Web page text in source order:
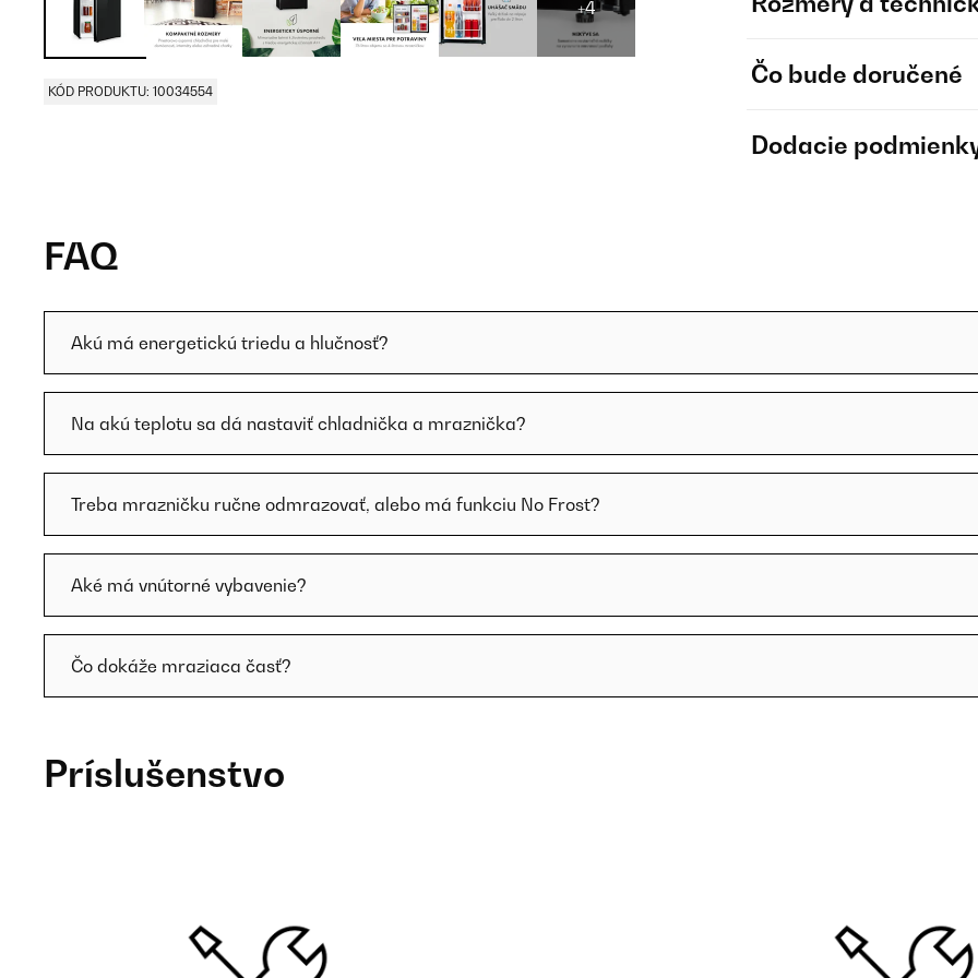
+4
KÓD PRODUKTU: 10034554
Čo bude doručené
Dodacie
FAQ
Akú má energetickú triedu a hlučnosť?
Na akú teplotu sa dá nastaviť chladnička a mraznička?
Treba mrazničku ručne odmrazovať, alebo má funkciu No Frost?
Aké má vnútorné vybavenie?
Čo dokáže mraziaca časť?
Príslušenstvo